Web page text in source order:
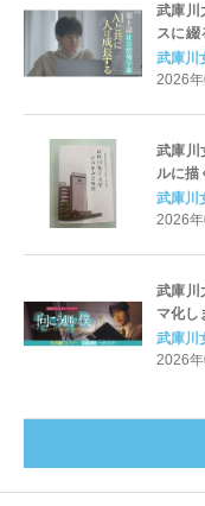
武庫川
スに
アで8
武庫川
2026
武庫川
ルに描
武庫川
2026
武庫川
マ化し
武庫川
2026